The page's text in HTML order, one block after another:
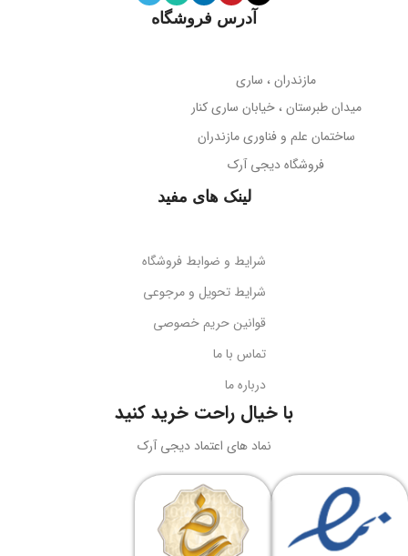
آدرس فروشگاه
مازندران ، ساری
میدان طبرستان ، خیابان ساری کنار
ساختمان علم و فناوری مازندران
فروشگاه دیجی آرک
لینک های مفید
شرایط و ضوابط فروشگاه
شرایط تحویل و مرجوعی
قوانین حریم خصوصی
تماس با ما
درباره ما
با خیال راحت خرید کنید
نماد های اعتماد دیجی آرک